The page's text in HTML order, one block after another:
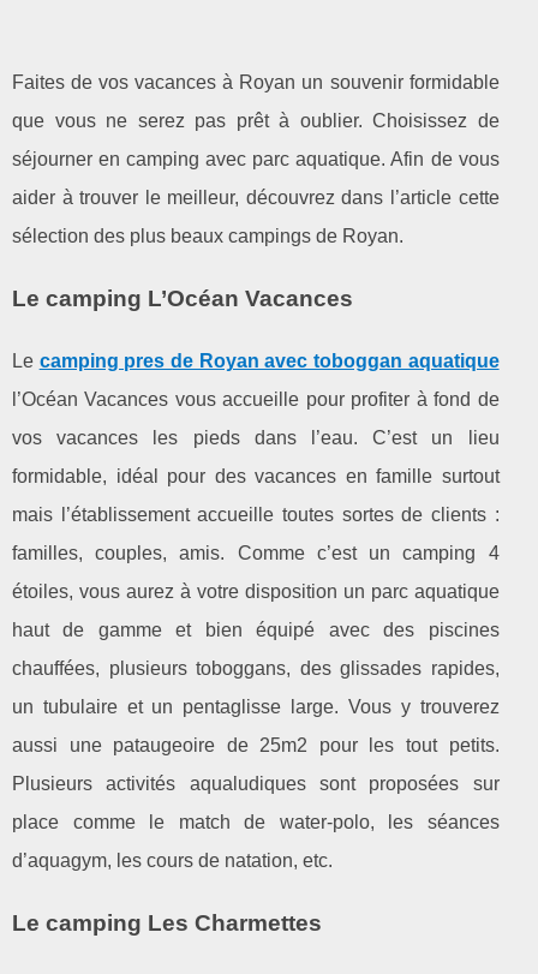
Faites de vos vacances à Royan un souvenir formidable
que vous ne serez pas prêt à oublier. Choisissez de
séjourner en camping avec parc aquatique. Afin de vous
aider à trouver le meilleur, découvrez dans l’article cette
sélection des plus beaux campings de Royan.
Le camping L’Océan Vacances
Le camping pres de Royan avec toboggan aquatique
l’Océan Vacances vous accueille pour profiter à fond de
vos vacances les pieds dans l’eau. C’est un lieu
formidable, idéal pour des vacances en famille surtout
mais l’établissement accueille toutes sortes de clients :
familles, couples, amis. Comme c’est un camping 4
étoiles, vous aurez à votre disposition un parc aquatique
haut de gamme et bien équipé avec des piscines
chauffées, plusieurs toboggans, des glissades rapides,
un tubulaire et un pentaglisse large. Vous y trouverez
aussi une pataugeoire de 25m2 pour les tout petits.
Plusieurs activités aqualudiques sont proposées sur
place comme le match de water-polo, les séances
d’aquagym, les cours de natation, etc.
Le camping Les Charmettes